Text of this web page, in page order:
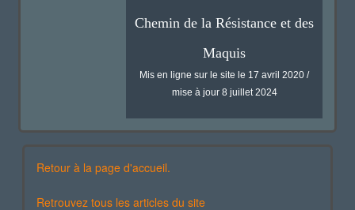
Chemin de la Résistance et des
Maquis
Mis en ligne sur le site le 17 avril 2020 /
mise à jour 8 juillet 2024
Retour à la page d'accueil.
Retrouvez tous les articles du site